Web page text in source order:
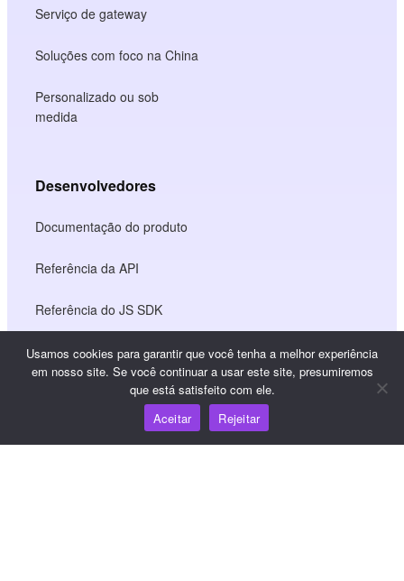
Serviço de gateway
Soluções com foco na China
Personalizado ou sob
medida
Desenvolvedores
Documentação do produto
Referência da API
Referência do JS SDK
Recursos
Centro de conhecimento
Usamos cookies para garantir que você tenha a melhor experiência
em nosso site. Se você continuar a usar este site, presumiremos
que está satisfeito com ele.
Aceitar
Rejeitar